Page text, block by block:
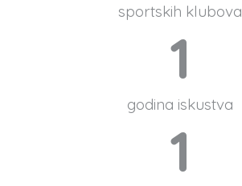
sportskih klubova
godina iskustva
1
1